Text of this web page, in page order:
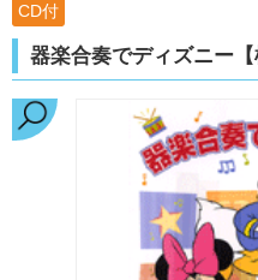
CD付
器楽合奏でディズニー【